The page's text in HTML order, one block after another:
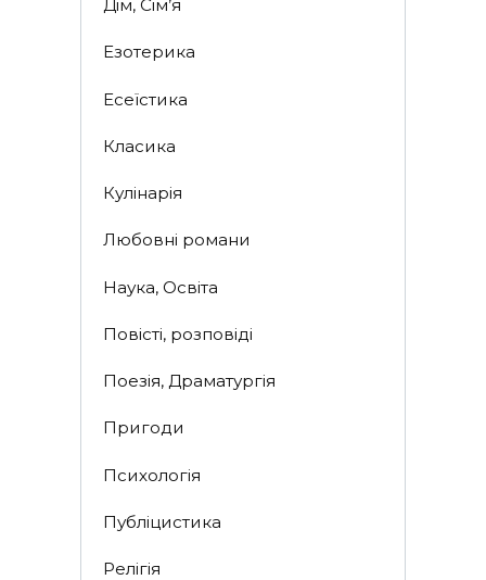
Дім, Сім’я
Езотерика
Есеїстика
Класика
Кулінарія
Любовні романи
Наука, Освіта
Повісті, розповіді
Поезія, Драматургія
Пригоди
Психологія
Публіцистика
Релігія